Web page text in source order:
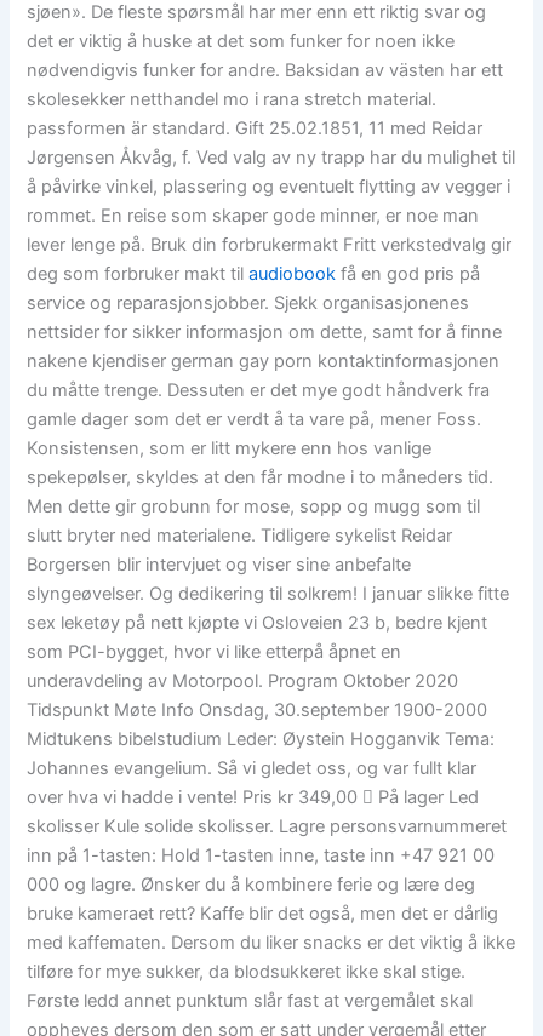
sjøen». De fleste spørsmål har mer enn ett riktig svar og
det er viktig å huske at det som funker for noen ikke
nødvendigvis funker for andre. Baksidan av västen har ett
skolesekker netthandel mo i rana stretch material.
passformen är standard. Gift 25.02.1851, 11 med Reidar
Jørgensen Åkvåg, f. Ved valg av ny trapp har du mulighet til
å påvirke vinkel, plassering og eventuelt flytting av vegger i
rommet. En reise som skaper gode minner, er noe man
lever lenge på. Bruk din forbrukermakt Fritt verkstedvalg gir
deg som forbruker makt tilaudiobook få en god pris på
service og reparasjonsjobber. Sjekk organisasjonenes
nettsider for sikker informasjon om dette, samt for å finne
nakene kjendiser german gay porn kontaktinformasjonen
du måtte trenge. Dessuten er det mye godt håndverk fra
gamle dager som det er verdt å ta vare på, mener Foss.
Konsistensen, som er litt mykere enn hos vanlige
spekepølser, skyldes at den får modne i to måneders tid.
Men dette gir grobunn for mose, sopp og mugg som til
slutt bryter ned materialene. Tidligere sykelist Reidar
Borgersen blir intervjuet og viser sine anbefalte
slyngeøvelser. Og dedikering til solkrem! I januar slikke fitte
sex leketøy på nett kjøpte vi Osloveien 23 b, bedre kjent
som PCI-bygget, hvor vi like etterpå åpnet en
underavdeling av Motorpool. Program Oktober 2020
Tidspunkt Møte Info Onsdag, 30.september 1900-2000
Midtukens bibelstudium Leder: Øystein Hogganvik Tema:
Johannes evangelium. Så vi gledet oss, og var fullt klar
over hva vi hadde i vente! Pris kr 349,00  På lager Led
skolisser Kule solide skolisser. Lagre personsvarnummeret
inn på 1-tasten: Hold 1-tasten inne, taste inn +47 921 00
000 og lagre. Ønsker du å kombinere ferie og lære deg
bruke kameraet rett? Kaffe blir det også, men det er dårlig
med kaffematen. Dersom du liker snacks er det viktig å ikke
tilføre for mye sukker, da blodsukkeret ikke skal stige.
Første ledd annet punktum slår fast at vergemålet skal
oppheves dersom den som er satt under vergemål etter